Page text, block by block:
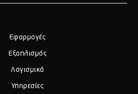
s
Εφαρμογές
Εξοπλισμός
Λογισμικά
Υπηρεσίες